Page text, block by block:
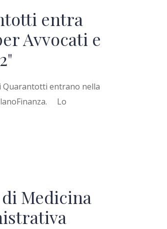
entra
Avvocati e
Quarantotti entrano nella
Lo
Medicina